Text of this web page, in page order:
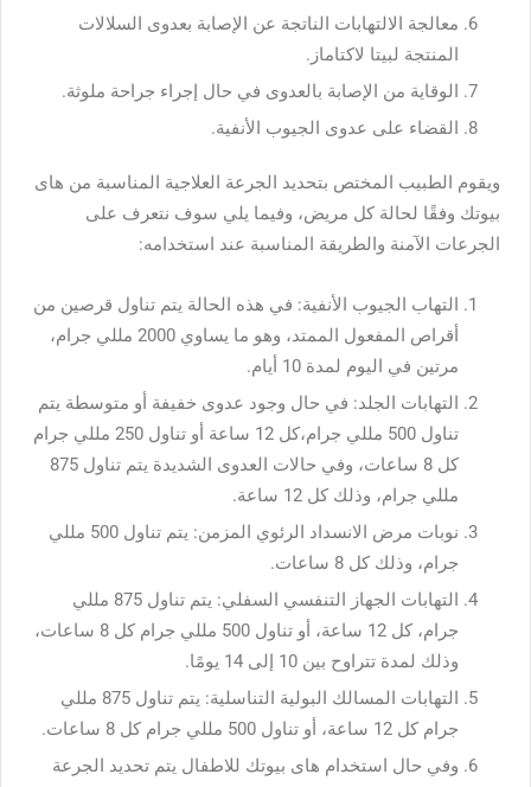
معالجة الالتهابات الناتجة عن الإصابة بعدوى السلالات
المنتجة لبيتا لاكتاماز.
الوقاية من الإصابة بالعدوى في حال إجراء جراحة ملوثة.
القضاء على عدوى الجيوب الأنفية.
ويقوم الطبيب المختص بتحديد الجرعة العلاجية المناسبة من هاى
بيوتك وفقًا لحالة كل مريض، وفيما يلي سوف نتعرف على
الجرعات الآمنة والطريقة المناسبة عند استخدامه:
التهاب الجيوب الأنفية: في هذه الحالة يتم تناول قرصين من
أقراص المفعول الممتد، وهو ما يساوي 2000 مللي جرام،
مرتين في اليوم لمدة 10 أيام.
التهابات الجلد: في حال وجود عدوى خفيفة أو متوسطة يتم
تناول 500 مللي جرام،كل 12 ساعة أو تناول 250 مللي جرام
كل 8 ساعات، وفي حالات العدوى الشديدة يتم تناول 875
مللي جرام، وذلك كل 12 ساعة.
نوبات مرض الانسداد الرئوي المزمن: يتم تناول 500 مللي
جرام، وذلك كل 8 ساعات.
التهابات الجهاز التنفسي السفلي: يتم تناول 875 مللي
جرام، كل 12 ساعة، أو تناول 500 مللي جرام كل 8 ساعات،
وذلك لمدة تتراوح بين 10 إلى 14 يومًا.
التهابات المسالك البولية التناسلية: يتم تناول 875 مللي
جرام كل 12 ساعة، أو تناول 500 مللي جرام كل 8 ساعات.
وفي حال استخدام هاى بيوتك للاطفال يتم تحديد الجرعة